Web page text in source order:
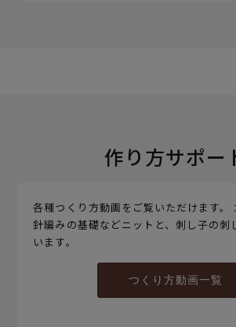
作り方サポー
各種つくり方動画をご覧いただけます。
針編みの基礎などニットと、刺し子の刺
います。
つくり方動画一覧